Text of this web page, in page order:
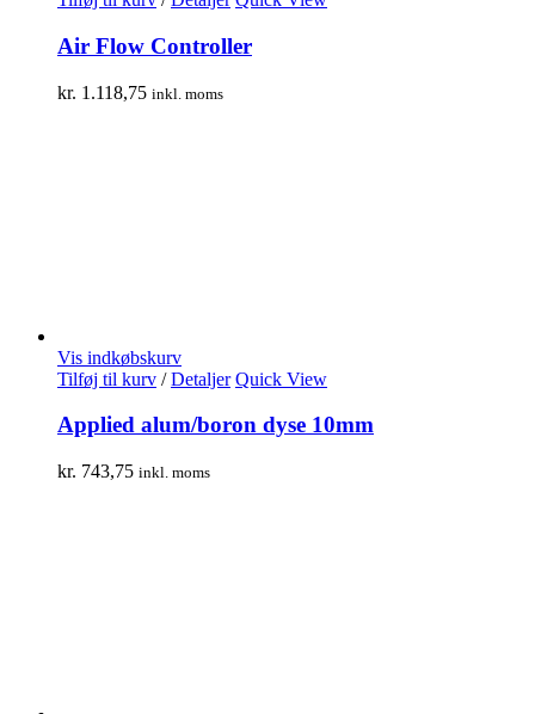
Air Flow Controller
kr. 1.118,75 inkl. moms
Vis indkøbskurv
Tilføj til kurv / Detaljer Quick View
Applied alum/boron dyse 10mm
kr. 743,75 inkl. moms